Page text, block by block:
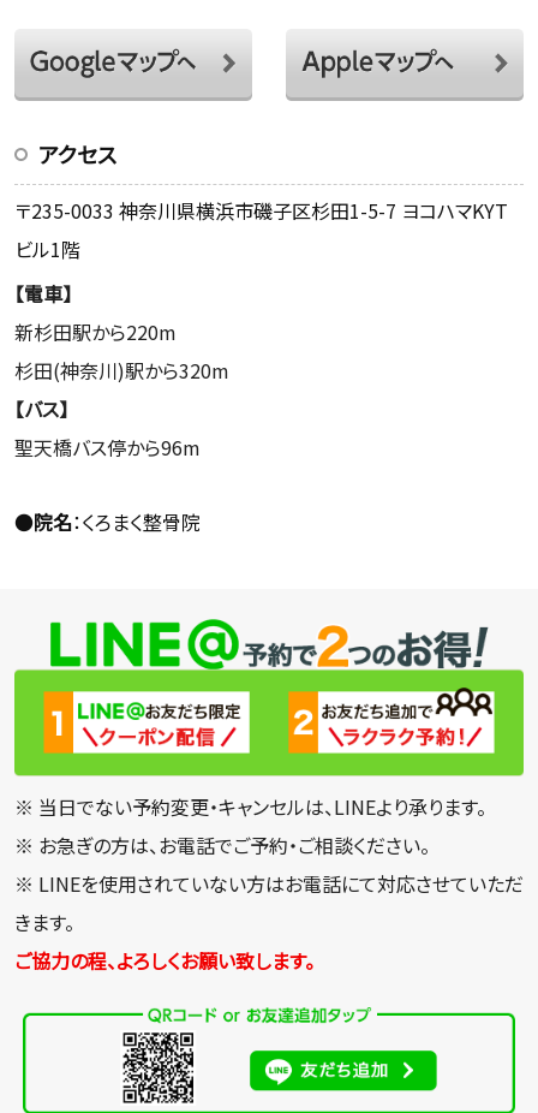
アクセス
〒235-0033 神奈川県横浜市磯子区杉田1-5-7 ヨコハマKYT
ビル1階
【電車】
新杉田駅から220m
杉田(神奈川)駅から320m
【バス】
聖天橋バス停から96m
●院名：くろまく整骨院
※ 当日でない予約変更・キャンセルは、LINEより承ります。
※ お急ぎの方は、お電話でご予約・ご相談ください。
※ LINEを使用されていない方はお電話にて対応させていただ
きます。
ご協力の程、よろしくお願い致します。